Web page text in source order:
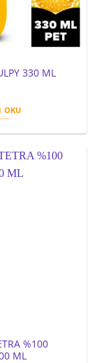
330 ML
OKU
%100
ML